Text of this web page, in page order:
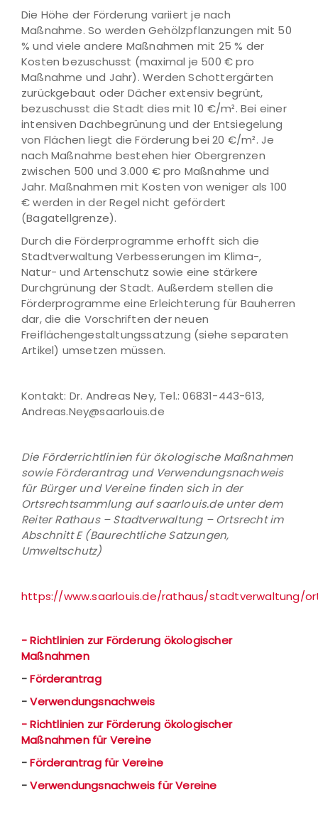
Die Höhe der Förderung variiert je nach
Maßnahme. So werden Gehölzpflanzungen mit 50
% und viele andere Maßnahmen mit 25 % der
Kosten bezuschusst (maximal je 500 € pro
Maßnahme und Jahr). Werden Schottergärten
zurückgebaut oder Dächer extensiv begrünt,
bezuschusst die Stadt dies mit 10 €/m². Bei einer
intensiven Dachbegrünung und der Entsiegelung
von Flächen liegt die Förderung bei 20 €/m². Je
nach Maßnahme bestehen hier Obergrenzen
zwischen 500 und 3.000 € pro Maßnahme und
Jahr. Maßnahmen mit Kosten von weniger als 100
€ werden in der Regel nicht gefördert
(Bagatellgrenze).
Durch die Förderprogramme erhofft sich die
Stadtverwaltung Verbesserungen im Klima-,
Natur- und Artenschutz sowie eine stärkere
Durchgrünung der Stadt. Außerdem stellen die
Förderprogramme eine Erleichterung für Bauherren
dar, die die Vorschriften der neuen
Freiflächengestaltungssatzung (siehe separaten
Artikel) umsetzen müssen.
Kontakt: Dr. Andreas Ney, Tel.: 06831-443-613,
Andreas.Ney@saarlouis.de
Die Förderrichtlinien für ökologische Maßnahmen
sowie Förderantrag und Verwendungsnachweis
für Bürger und Vereine finden sich in der
Ortsrechtsammlung auf saarlouis.de unter dem
Reiter Rathaus – Stadtverwaltung – Ortsrecht im
Abschnitt E (Baurechtliche Satzungen,
Umweltschutz)
https://www.saarlouis.de/rathaus/stadtverwaltung/
- Richtlinien zur Förderung ökologischer
Maßnahmen
-Förderantrag
-Verwendungsnachweis
- Richtlinien zur Förderung ökologischer
Maßnahmen für Vereine
-Förderantrag für Vereine
-Verwendungsnachweis für Vereine